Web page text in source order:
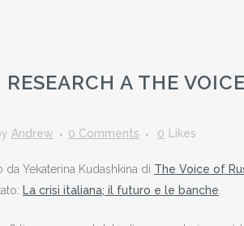
A THE
Andrew 0 Comments 0 Likes
Yekaterina Kudashkina di The Voice of
La crisi italiana; il futuro e le banche